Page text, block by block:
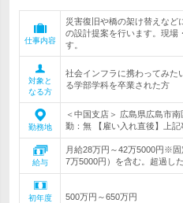
仕事内容
災害復旧や橋の架け替えなど
の設計提案を行います。現場
す。
対象と
なる方
社会インフラに携わってみた
る学部学科を卒業された方
勤務地
＜中国支店＞ 広島県広島市
勤：無 【雇い入れ直後】上記
給与
月給28万円～42万5000円※
7万5000円）を含む。超過し
初年度
500万円～650万円